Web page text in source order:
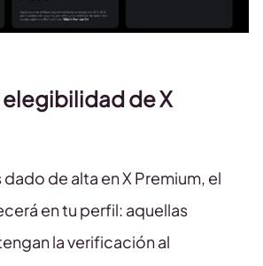
de X
dado de alta en X Premium, el
en tu perfil: aquellas
la verificación al